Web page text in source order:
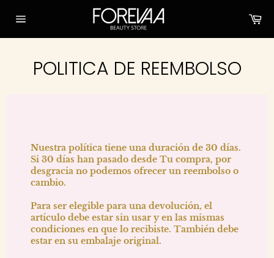
navigation
POLITICA DE REEMBOLSO
Nuestra política tiene una duración de 30 días.
Si 30 días han pasado desde Tu compra, por
desgracia no podemos ofrecer un reembolso o
cambio.
Para ser elegible para una devolución, el
artículo debe estar sin usar y en las mismas
condiciones en que lo recibiste. También debe
estar en su embalaje original.